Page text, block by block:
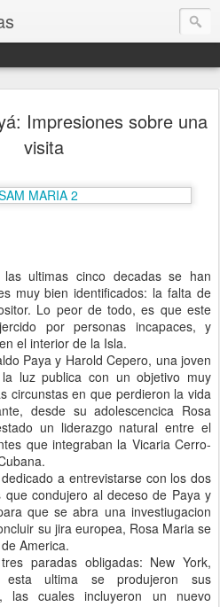
Impresiones sobre una
visita
ultimas cinco decadas se han
muy bien identificados: la falta de
Lo peor de todo, es que este
por personas incapaces, y
el interior de la Isla.
Paya y Harold Cepero, una joven
luz publica con un objetivo muy
circunstas en que perdieron la vida
desde su adolescencica Rosa
un liderazgo natural entre el
que integraban la Vicaria Cerro-
a entrevistarse con los dos
condujero al deceso de Paya y
que se abra una investiugacion
su jira europea, Rosa Maria se
America.
paradas obligadas: New York,
ultima se produjeron sus
las cuales incluyeron un nuevo